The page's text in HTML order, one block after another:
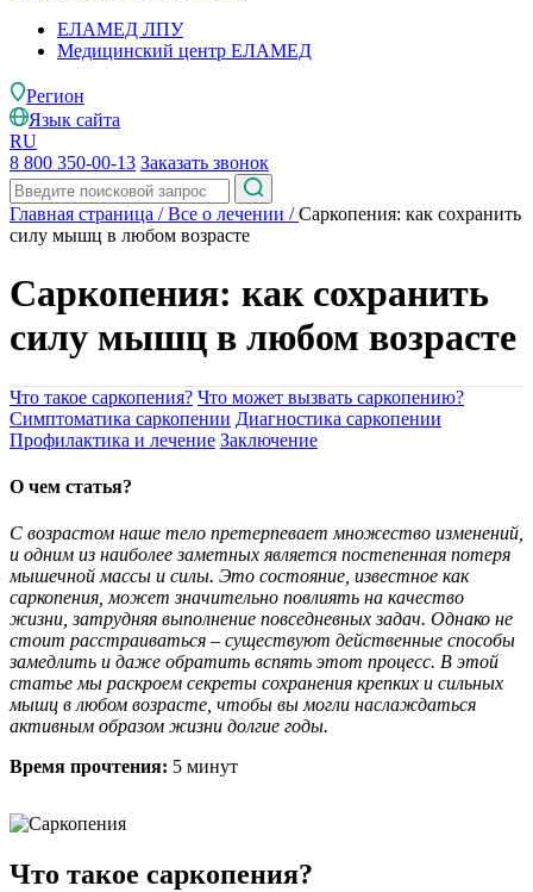
ЕЛАМЕД ЛПУ
Медицинский центр ЕЛАМЕД
Регион
Язык сайта
RU
8 800 350-00-13 Заказать звонок
Главная страница /Все о лечении /Саркопения: как сохранить
силу мышц в любом возрасте
Саркопения: как сохранить
силу мышц в любом возрасте
Что такое саркопения? Что может вызвать саркопению?
Симптоматика саркопении Диагностика саркопении
Профилактика и лечение Заключение
О чем статья?
С возрастом наше тело претерпевает множество изменений,
и одним из наиболее заметных является постепенная потеря
мышечной массы и силы. Это состояние, известное как
саркопения, может значительно повлиять на качество
жизни, затрудняя выполнение повседневных задач. Однако не
стоит расстраиваться – существуют действенные способы
замедлить и даже обратить вспять этот процесс. В этой
статье мы раскроем секреты сохранения крепких и сильных
мышц в любом возрасте, чтобы вы могли наслаждаться
активным образом жизни долгие годы.
Время прочтения: 5 минут
Что такое саркопения?